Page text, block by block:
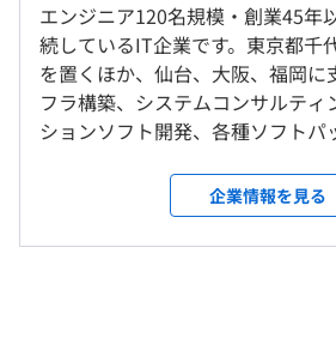
【開発環境】
■Web開発
・サーバ：AWS
・OS：Linux
・言語：JavaScript
就業場所の変更範囲
＜雇入時＞
東京本社、および自宅、研修会場
＜変更範囲＞
会社の定める場所（テレワークを
受動喫煙防止措置に関する事項
超過分は別途支給します。
は年収提示額を保証するも
研修の有無及び内容
ひとりひとりのレベル・スキルに合
ています！
技術力よりも、ビジネスマナー・挨
エンジニア120名規模・創業45年
続しているIT企業です。東京都千
を置くほか、仙台、大阪、福岡に
フラ構築、システムコンサルティ
ションソフト開発、各種ソフトパ
キング2015」にて暗号化部門で第
イル暗号化ソフト『DataClasys』
い自社商品の開発をおこなってい
企業情報を見る